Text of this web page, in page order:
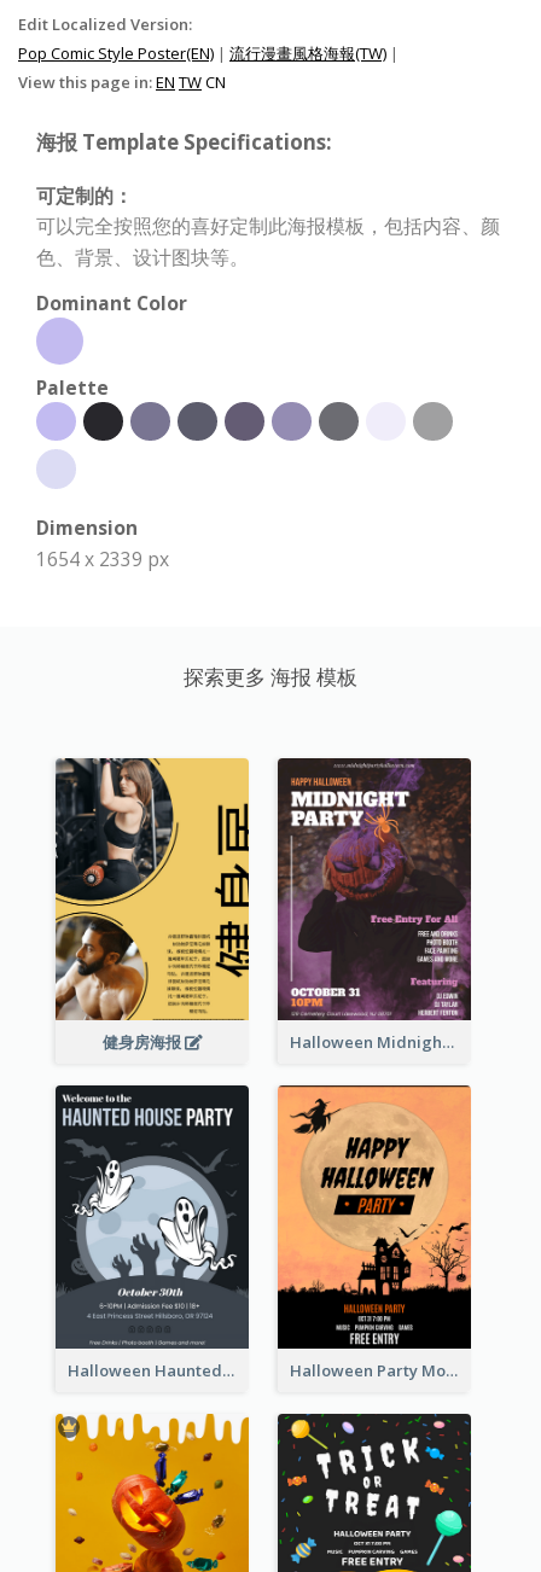
Edit Localized Version:
Pop Comic Style Poster(EN) | 流行漫畫風格海報(TW) |
View this page in:EN TWCN
海报 Template Specifications:
可定制的：
可以完全按照您的喜好定制此海报模板，包括内容、颜
色、背景、设计图块等。
Dominant Color
Palette
Dimension
1654 x 2339 px
探索更多 海报 模板
健身房海报 Halloween Midnight Party Poster
Halloween Haunted House Party Poster Halloween Party Moon Photo Poster